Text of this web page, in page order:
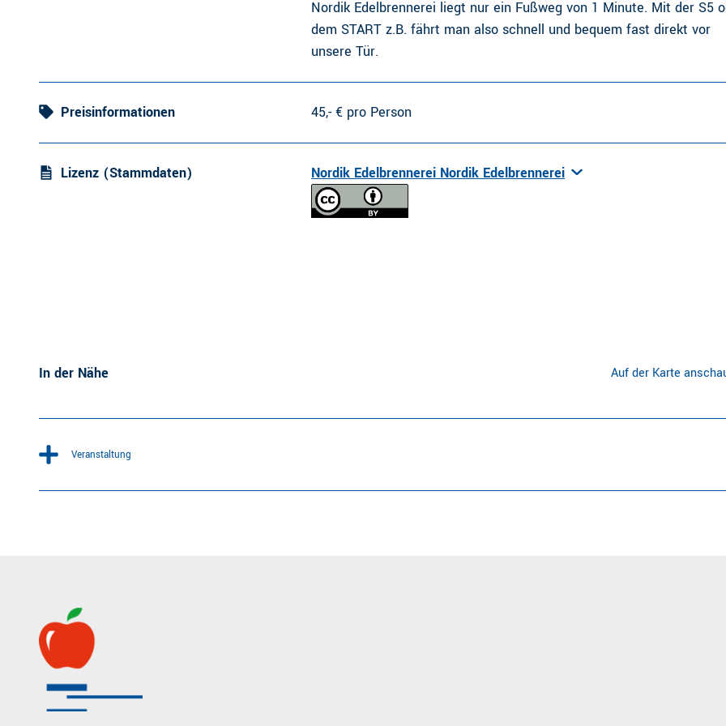
Nordik Edelbrennerei liegt nur ein Fußweg von 1 Minute. Mit der S5
dem START z.B. fährt man also schnell und bequem fast direkt vor
unsere Tür.
Preisinformationen 45,- € pro Person
Lizenz (Stammdaten) Nordik Edelbrennerei Nordik Edelbrennerei
In der Nähe Auf der Karte
Veranstaltung